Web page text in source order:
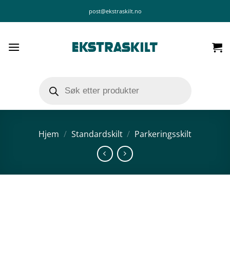
post@ekstraskilt.no
search
Hjem / Standardskilt / Parkeringsskilt